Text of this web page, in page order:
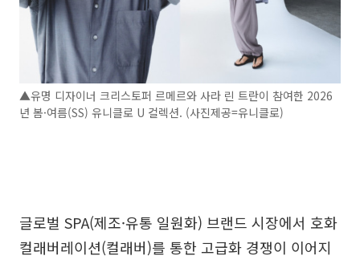
▲유명 디자이너 크리스토퍼 르메르와 사라 린 트란이 참여한 2026
년 봄·여름(SS) 유니클로 U 컬렉션. (사진제공=유니클로)
글로벌 SPA(제조·유통 일원화) 브랜드 시장에서 호화
컬래버레이션(컬래버)를 통한 고급화 경쟁이 이어지